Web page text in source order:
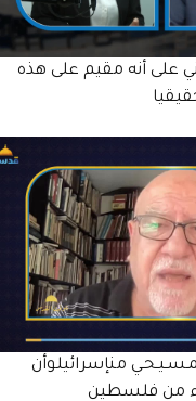
على أنه مقيم على هذه
منإسرائيلوأن
من فلسطين